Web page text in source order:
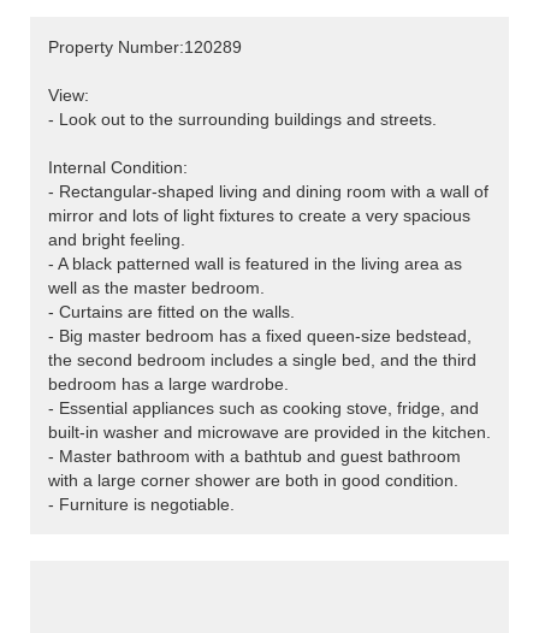
Property Number:120289
View:
- Look out to the surrounding buildings and streets.
Internal Condition:
- Rectangular-shaped living and dining room with a wall of
mirror and lots of light fixtures to create a very spacious
and bright feeling.
- A black patterned wall is featured in the living area as
well as the master bedroom.
- Curtains are fitted on the walls.
- Big master bedroom has a fixed queen-size bedstead,
the second bedroom includes a single bed, and the third
bedroom has a large wardrobe.
- Essential appliances such as cooking stove, fridge, and
built-in washer and microwave are provided in the kitchen.
- Master bathroom with a bathtub and guest bathroom
with a large corner shower are both in good condition.
- Furniture is negotiable.